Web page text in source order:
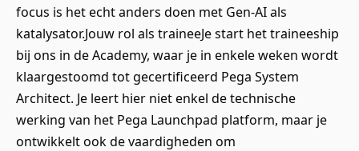
focus is het echt anders doen met Gen-AI als
katalysator.Jouw rol als traineeJe start het traineeship
bij ons in de Academy, waar je in enkele weken wordt
klaargestoomd tot gecertificeerd Pega System
Architect. Je leert hier niet enkel de technische
werking van het Pega Launchpad platform, maar je
ontwikkelt ook de vaardigheden om